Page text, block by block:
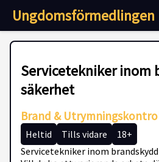
Ungdomsförmedlingen
Servicetekniker inom
säkerhet
Brand &
Heltid Tills vidare
18+
Servicetekniker inom